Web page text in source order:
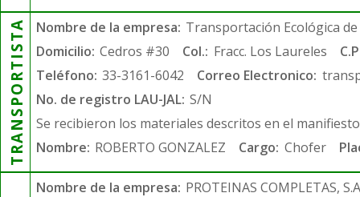
TRANSPORTISTA Nombre de la empresa: Transportación Ecológica de
Domicilio: Cedros #30 Col.: Fracc. Los Laureles
Teléfono: 33-3161-6042 Correo Electronico:
No. de registro LAU-JAL: S/N
Se recibieron los materiales descritos en el
Nombre: ROBERTO GONZALEZ Cargo: Chofer
Nombre de la empresa: PROTEINAS COMPLETAS,